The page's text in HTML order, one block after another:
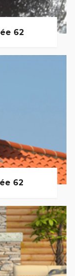
62
62